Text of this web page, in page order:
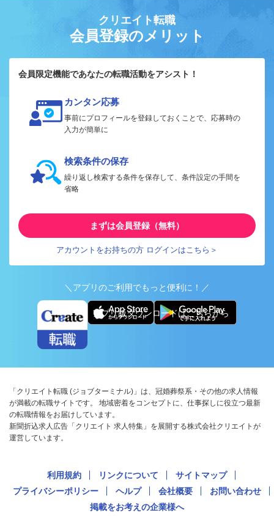
クリエイト転職
会員登録のメリット
会員限定機能であなたの転職活動をアシスト！
カンタン応募
事前にプロフィールを登録しておくことで、応募時の
入力が簡単に
検索条件の保存
繰り返し検索する条件を保存して、条件設定の手間を
省略
まずは会員登録（無料）
アカウントをお持ちの方 ログインはこちら＞
＼アプリのご利用でもっと便利に！／
アプリ版ダウンロードはこちらから
「クリエイト転職 (ジョブターミナル)」は、冠婚葬祭系・その他の求人情報
が満載の転職サイトです。 地域密着をコンセプトに、仕事探しに役立つ最新
の転職情報をお届けしています。
新聞折込求人広告「クリエイト 求人特集」を展開する株式会社クリエイトが
運営しています。
利用規約 リンクについて
サイトマップ
プライバシーポリシー
ヘルプ 会社概要
お問い合わせ
掲載をお考えの企業様へ